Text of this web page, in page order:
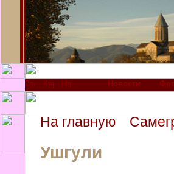
Новости
На главную
Ушгули